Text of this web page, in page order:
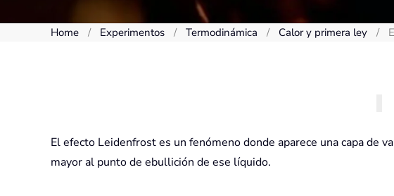
Home Experimentos Termodinámica Calor y primera ley
El efecto Leidenfrost es un fenómeno donde aparece una capa de
mayor al punto de ebullición de ese líquido.